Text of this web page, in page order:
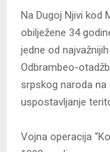
Na Dugoj Njivi kod
obilježene 34
jedne od
Odbrambeo-
srpskog naroda
uspostavljanje
Vojna operacija